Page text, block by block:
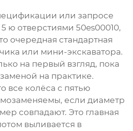
или запросе
ю отверстиями 50es00010,
очередная стандартная
или мини-экскаватора.
на первый взгляд, пока
на практике.
все колёса с пятью
если диаметр
совпадают. Это главная
выливается в